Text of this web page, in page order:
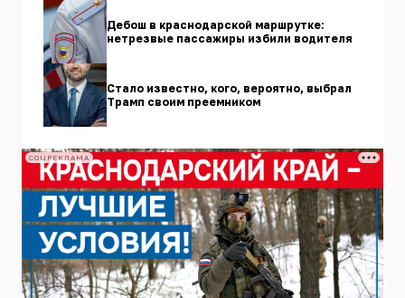
Дебош в краснодарской маршрутке:
нетрезвые пассажиры избили водителя
Стало известно, кого, вероятно, выбрал
Трамп своим преемником
СОЦРЕКЛАМА